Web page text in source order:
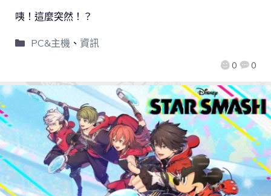
0 0
咦！這麼突然！？
PC&主機 、 資訊